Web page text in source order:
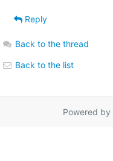
Reply
Back to the thread
Back to the list
Powered by